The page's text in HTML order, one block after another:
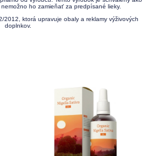
ho zamieňať za predpísané lieky.
2012, ktorá upravuje obaly a reklamy výživových
doplnkov.